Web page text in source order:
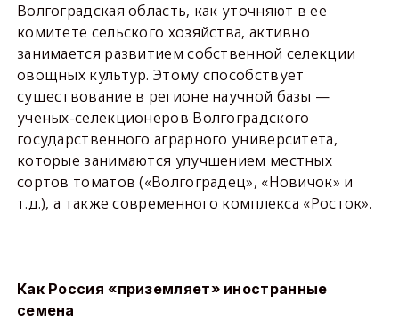
Волгоградская область, как уточняют в ее
комитете сельского хозяйства, активно
занимается развитием собственной селекции
овощных культур. Этому способствует
существование в регионе научной базы —
ученых-селекционеров Волгоградского
государственного аграрного университета,
которые занимаются улучшением местных
сортов томатов («Волгоградец», «Новичок» и
т.д.), а также современного комплекса «Росток».
Как Россия «приземляет» иностранные
семена